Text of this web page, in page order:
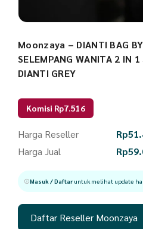
Moonzaya – DIANTI BAG
SELEMPANG WANITA 2 IN
DIANTI GREY
Komisi Rp7.516
Harga Reseller Rp
Harga Jual
Rp
Masuk / Daftaruntuk melihat update
Daftar Reseller Moonzaya